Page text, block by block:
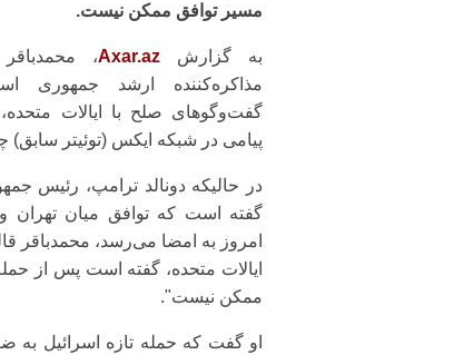
مسیر توافق ممکن نیست.
به گزارش Axar.az، محمدباقر
مذاکره‌کننده ارشد جمهوری
گفت‌وگوهای صلح با ایالات متحده،
پیامی در شبکه ایکس (توئیتر سابق)
در حالیکه دونالد ترامپ، رئیس
گفته است که توافق میان تهران
امروز به امضا می‌رسد، محمدباقر
ایالات متحده، گفته است پس از
ممکن نیست".
او گفت که حمله تازه اسرائیل به